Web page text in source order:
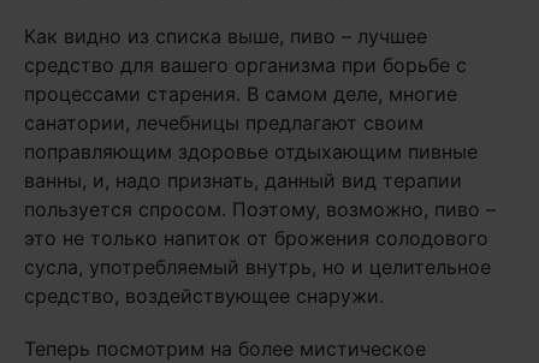
Как видно из списка выше, пиво – лучшее
средство для вашего организма при борьбе с
процессами старения. В самом деле, многие
санатории, лечебницы предлагают своим
поправляющим здоровье отдыхающим пивные
ванны, и, надо признать, данный вид терапии
пользуется спросом. Поэтому, возможно, пиво –
это не только напиток от брожения солодового
сусла, употребляемый внутрь, но и целительное
средство, воздействующее снаружи.
Теперь посмотрим на более мистическое